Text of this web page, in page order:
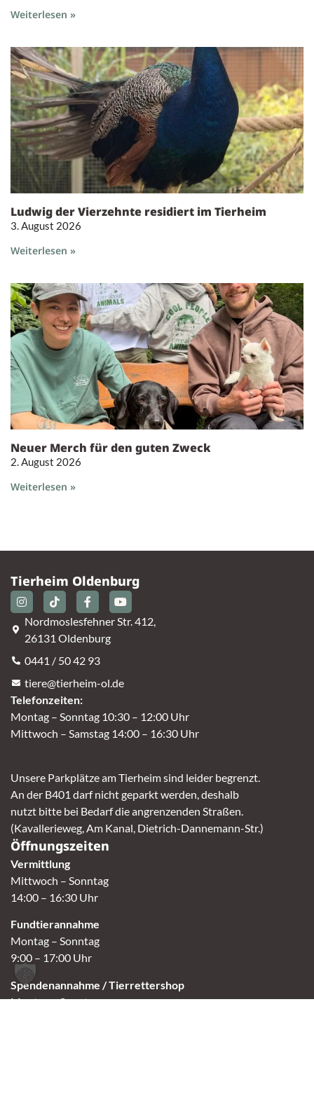
Weiterlesen »
Ludwig der Vierzehnte residiert im Tierheim
3. August 2026
Weiterlesen »
Neuer Merch für den guten Zweck
2. August 2026
Weiterlesen »
Tierheim Oldenburg
Nordmoslesfehner Str. 412,
26131 Oldenburg
0441 / 50 42 93
tiere@tierheim-ol.de
Telefonzeiten:
Montag – Sonntag 10:30 – 12:00 Uhr
Mittwoch – Samstag 14:00 – 16:30 Uhr
Unsere Parkplätze am Tierheim sind leider begrenzt.
An der B401 darf nicht geparkt werden, deshalb
nutzt bitte bei Bedarf die angrenzenden Straßen.
(Kavallerieweg, Am Kanal, Dietrich-Dannemann-Str.)
Öffnungszeiten
Vermittlung
Mittwoch – Sonntag
14:00 – 16:30 Uhr
Fundtierannahme
Montag – Sonntag
9:00 – 17:00 Uhr
Spendenannahme / Tierrettershop
Montag – Sonntag